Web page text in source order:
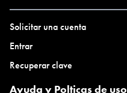
Solicitar una cuenta
Entrar
Recuperar clave
Ayuda y Polticas de uso